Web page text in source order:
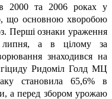
в 2000 та 2006 роках у
що основною хворобою
Перші ознаки ураження
липня, а в цілому за
знаходився на
Ридоміл Голд МЦ
становила 65,6% в
а перед збором урожаю